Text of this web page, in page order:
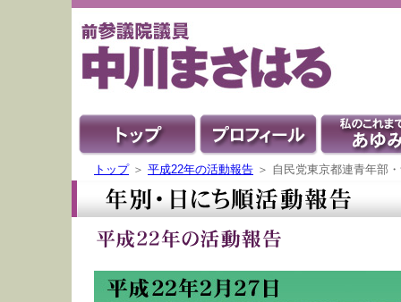
トップ＞ 平成22年の活動報告 ＞ 自民党東京都連青年部